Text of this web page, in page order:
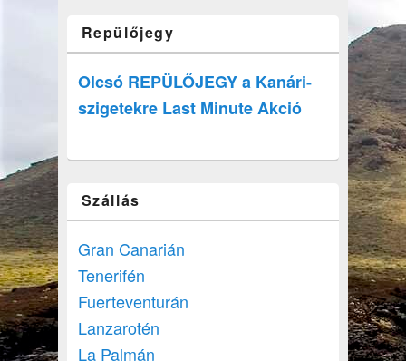
Repülőjegy
Olcsó REPÜLŐJEGY a Kanári-
szigetekre Last Minute Akció
Szállás
Gran Canarián
Tenerifén
Fuerteventurán
Lanzarotén
La Palmán